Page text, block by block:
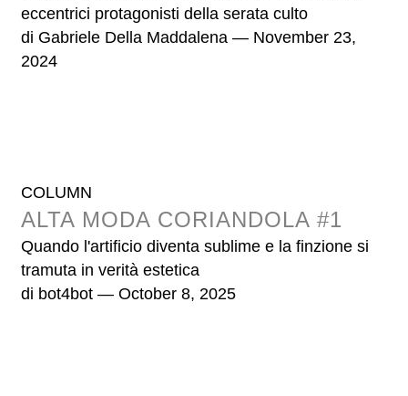
eccentrici protagonisti della serata culto
di Gabriele Della Maddalena — November 23,
2024
COLUMN
ALTA MODA CORIANDOLA #1
Quando l'artificio diventa sublime e la finzione si
tramuta in verità estetica
di bot4bot — October 8, 2025